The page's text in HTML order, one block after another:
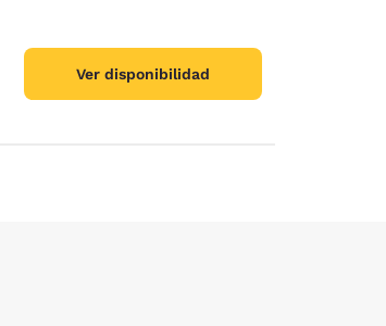
Ver disponibilidad